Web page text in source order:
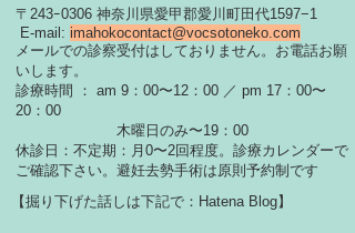
​〒243ｰ0306 神奈川県愛甲郡愛川町田代1597−1
E-mail: imahokocontact@vocsotoneko.com
​メールでの診察受付はしておりません。お電話お願
いします。
診療時間 ： am 9：00〜12：00 ／ pm 17：00〜
20：00
木曜日のみ〜19：00
休診日：不定期：月0〜2回程度。診療カレンダーで
ご確認下さい。 ​避妊去勢手術は原則予約制です
【掘り下げた話しは下記で：Hatena Blog】